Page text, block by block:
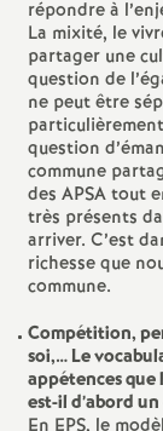
répondre à
La mixité, le
partager une
question de
ne peut être
particulièrement
question
commune
des APSA tout
très présents
arriver. C’est
richesse que
commune.
Compétition,
soi,… Le
appétences
est-il d’abord un